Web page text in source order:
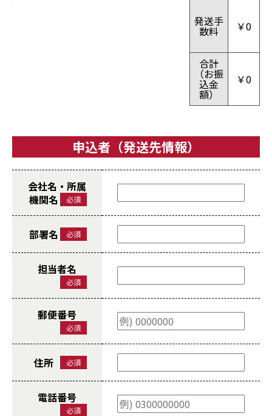
発送手
数料 ￥0
合計
（お振
込金
額）
￥0
申込者（発送先情報）
会社名・所属
機関名
必須
部署名 必須
担当者名
必須
郵便番号
必須
住所 必須
電話番号
必須